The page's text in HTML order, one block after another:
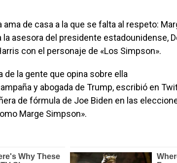
ama de casa a la que se falta al respeto:
asesora del presidente estadounidense,
con el personaje de «Los Simpson».
de la gente que opina sobre ella
y abogada de Trump, escribió en
de fórmula de Joe Biden en las
Marge Simpson».